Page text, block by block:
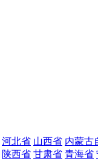
河北省 山西省 内蒙古
陕西省 甘肃省 青海省